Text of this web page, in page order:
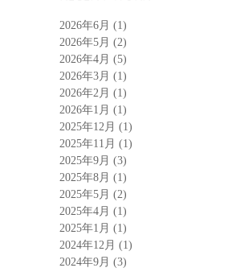
2026年6月 (1)
2026年5月 (2)
2026年4月 (5)
2026年3月 (1)
2026年2月 (1)
2026年1月 (1)
2025年12月 (1)
2025年11月 (1)
2025年9月 (3)
2025年8月 (1)
2025年5月 (2)
2025年4月 (1)
2025年1月 (1)
2024年12月 (1)
2024年9月 (3)